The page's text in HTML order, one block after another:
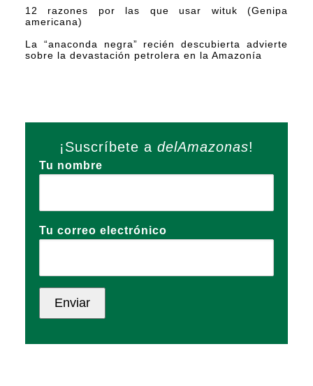
12 razones por las que usar wituk (Genipa
americana)
La “anaconda negra” recién descubierta advierte
sobre la devastación petrolera en la Amazonía
¡Suscríbete a delAmazonas!
Tu nombre
Tu correo electrónico